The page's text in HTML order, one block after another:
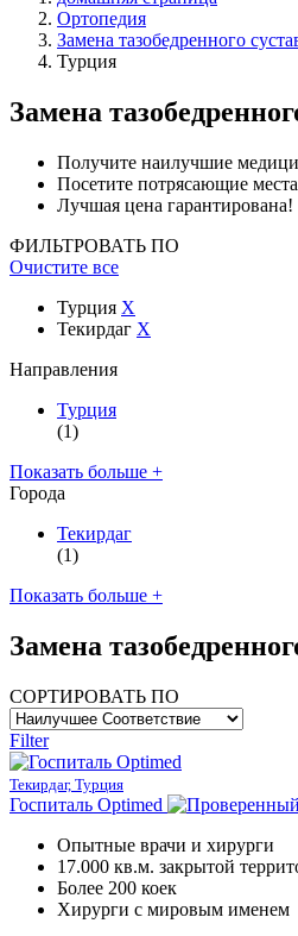
Ортопедия
Замена тазобедренного
Турция
Замена
Получите наилучшие
Посетите потрясающие места
Лучшая цена гарантирована!
ФИЛЬТРОВАТЬ ПО
Очистите все
Турция X
Текирдаг X
Направления
Турция
(1)
Показать больше +
Города
Текирдаг
(1)
Показать больше +
Замена
СОРТИРОВАТЬ ПО
Filter
Текирдаг, Турция
Госпиталь Optimed
Опытные врачи и хирурги
17.000 кв.м. закрытой
Более 200 коек
Хирурги с мировым именем